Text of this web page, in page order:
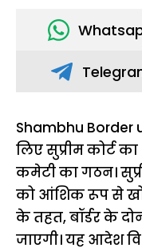
Shambhu Border
लिए सुप्रीम कोर्ट
कमेटी का गठन।
को आंशिक रूप से
के तहत, बॉर्डर के
जाएगी। यह आदेश